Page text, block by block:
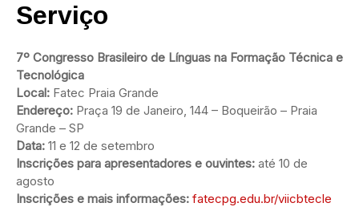
Serviço
7º Congresso Brasileiro de Línguas na Formação Técnica e
Tecnológica
Local: Fatec Praia Grande
Endereço: Praça 19 de Janeiro, 144 – Boqueirão – Praia
Grande – SP
Data: 11 e 12 de setembro
Inscrições para apresentadores e ouvintes: até 10 de
agosto
Inscrições e mais informações: fatecpg.edu.br/viicbtecle